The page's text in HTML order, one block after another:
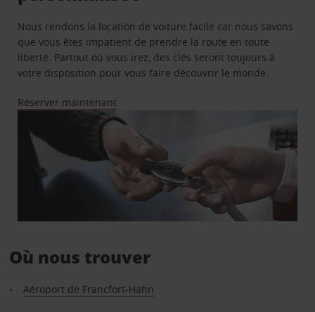
Nous rendons la location de voiture facile car nous savons
que vous êtes impatient de prendre la route en toute
liberté. Partout où vous irez, des clés seront toujours à
votre disposition pour vous faire découvrir le monde.
Réserver maintenant
Où nous trouver
Aéroport de Francfort-Hahn